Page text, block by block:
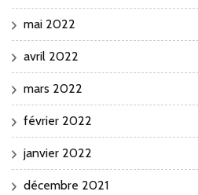
mai 2022
avril 2022
mars 2022
février 2022
janvier 2022
décembre 2021